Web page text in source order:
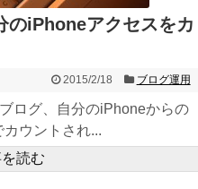
iPhoneアクセスをカ
2015/2/18 ブログ運用
ログ、自分のiPhoneからの
ウントされ...
読む